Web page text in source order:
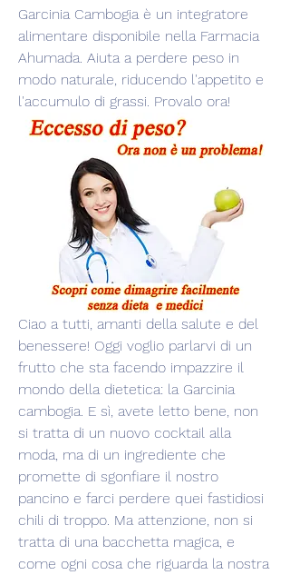
Garcinia Cambogia è un integratore
alimentare disponibile nella Farmacia
Ahumada. Aiuta a perdere peso in
modo naturale, riducendo l'appetito e
l'accumulo di grassi. Provalo ora!
Ciao a tutti, amanti della salute e del
benessere! Oggi voglio parlarvi di un
frutto che sta facendo impazzire il
mondo della dietetica: la Garcinia
cambogia. E sì, avete letto bene, non
si tratta di un nuovo cocktail alla
moda, ma di un ingrediente che
promette di sgonfiare il nostro
pancino e farci perdere quei fastidiosi
chili di troppo. Ma attenzione, non si
tratta di una bacchetta magica, e
come ogni cosa che riguarda la nostra